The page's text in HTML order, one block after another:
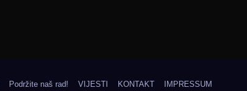
Podržite naš rad! VIJESTI KONTAKT IMPRESSUM